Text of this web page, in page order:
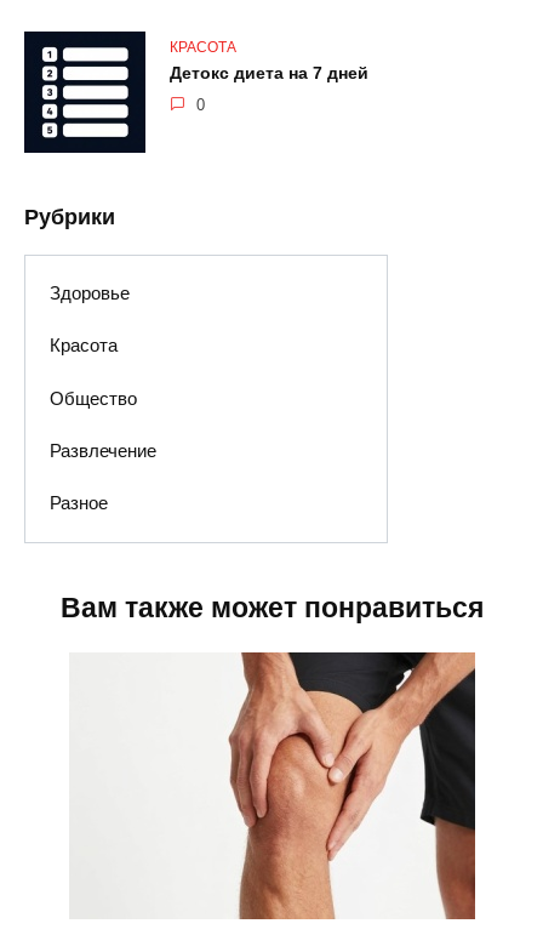
КРАСОТА
Детокс диета на 7 дней
0
Рубрики
Здоровье
Красота
Общество
Развлечение
Разное
Вам также может понравиться